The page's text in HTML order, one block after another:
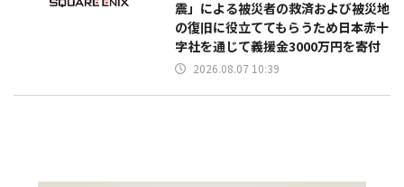
震」による被災者の救済および被災地
の復旧に役立ててもらうため日本赤十
字社を通じて義援金3000万円を寄付
2026.08.07 10:39